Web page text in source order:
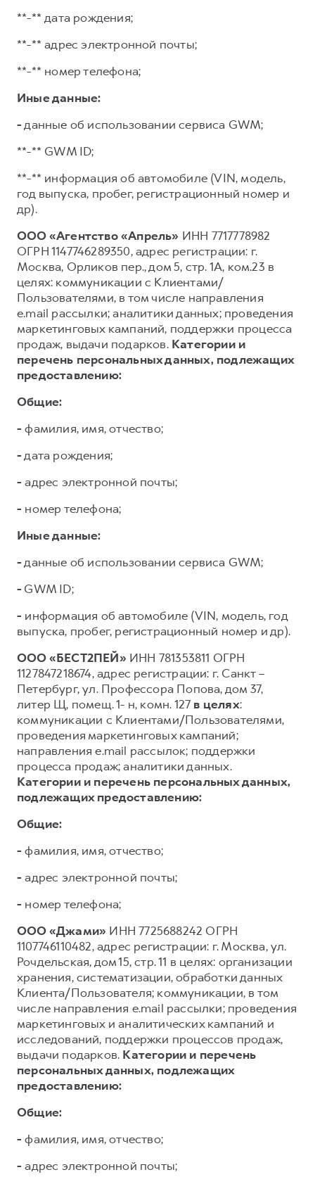
**-** дата рождения;
**-** адрес электронной почты;
**-** номер телефона;
Иные данные:
-данные об использовании сервиса GWM;
**-** GWM ID;
**-** информация об автомобиле (VIN, модель,
год выпуска, пробег, регистрационный номер и
др).
ООО «Агентство «Апрель» ИНН 7717778982
ОГРН 1147746289350, адрес регистрации: г.
Москва, Орликов пер., дом 5, стр. 1А, ком.23 в
целях: коммуникации с Клиентами/
Пользователями, в том числе направления
e.mail рассылки; аналитики данных; проведения
маркетинговых кампаний, поддержки процесса
продаж, выдачи подарков. Категории и
перечень персональных данных, подлежащих
предоставлению:
Общие:
- фамилия, имя, отчество;
-дата рождения;
- адрес электронной почты;
- номер телефона;
Иные данные:
-данные об использовании сервиса GWM;
- GWM ID;
- информация об автомобиле (VIN, модель, год
выпуска, пробег, регистрационный номер и др).
ООО «БЕСТ2ПЕЙ» ИНН 781353811 ОГРН
1127847218674, адрес регистрации: г. Санкт –
Петербург, ул. Профессора Попова, дом 37,
литер Щ, помещ. 1- н, комн. 127 в целях:
коммуникации с Клиентами/Пользователями,
проведения маркетинговых кампаний;
направления e.mail рассылок; поддержки
процесса продаж; аналитики данных.
Категории и перечень персональных данных,
подлежащих предоставлению:
Общие:
- фамилия, имя, отчество;
- адрес электронной почты;
- номер телефона;
ООО «Джами» ИНН 7725688242 ОГРН
1107746110482, адрес регистрации: г. Москва, ул.
Рочдельская, дом 15, стр. 11 в целях: организации
хранения, систематизации, обработки данных
Клиента/Пользователя; коммуникации, в том
числе направления e.mail рассылки; проведения
маркетинговых и аналитических кампаний и
исследований, поддержки процессов продаж,
выдачи подарков. Категории и перечень
персональных данных, подлежащих
предоставлению:
Общие:
- фамилия, имя, отчество;
- адрес электронной почты;